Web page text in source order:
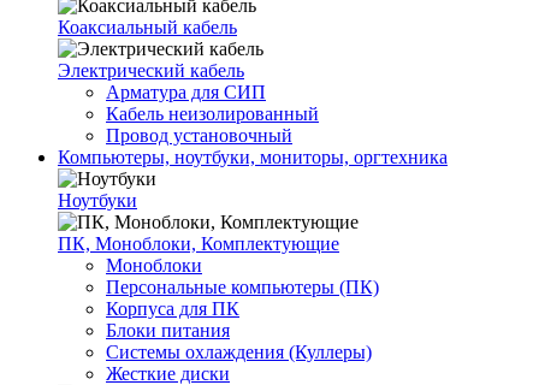
Коаксиальный кабель
Электрический кабель
Арматура для СИП
Кабель неизолированный
Провод установочный
Компьютеры, ноутбуки, мониторы, оргтехника
Ноутбуки
ПК, Моноблоки, Комплектующие
Моноблоки
Персональные компьютеры (ПК)
Корпуса для ПК
Блоки питания
Системы охлаждения (Куллеры)
Жесткие диски